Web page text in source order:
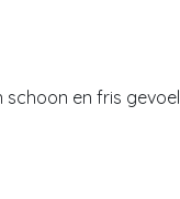
schoon en fris gevoel